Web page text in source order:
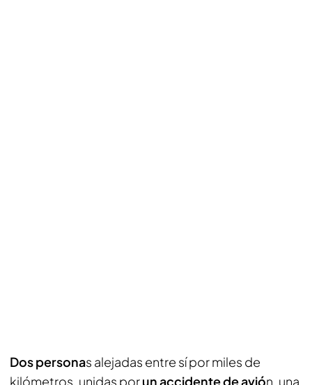
Dos personas alejadas entre sí por miles de
kilómetros, unidas porun accidente de avión, una